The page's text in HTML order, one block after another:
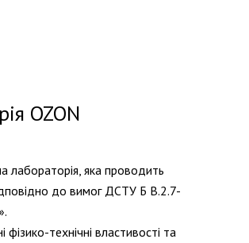
OZON
лабораторія, яка проводить
до вимог ДСТУ Б В.2.7-
технічні властивості та